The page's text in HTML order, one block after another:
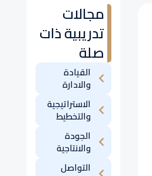
مجالات
تدريبية ذات
صلة
القيادة
والادارة
الاستراتيجية
والتخطيط
الجودة
والانتاجية
التواصل